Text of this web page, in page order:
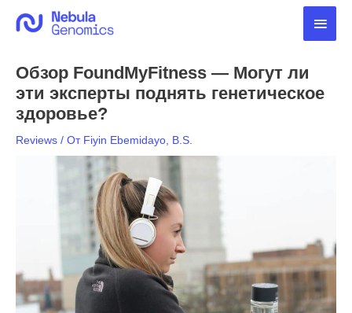
содержимому
Обзор FoundMyFitness — Могут ли
эти эксперты поднять генетическое
здоровье?
Reviews / От Fiyin Ebemidayo, B.S.